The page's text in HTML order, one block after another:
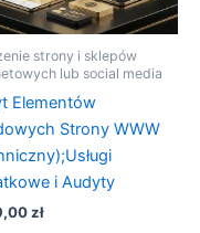
strony i sklepów
lub social media
Elementów
Strony WWW
i Audyty
zł